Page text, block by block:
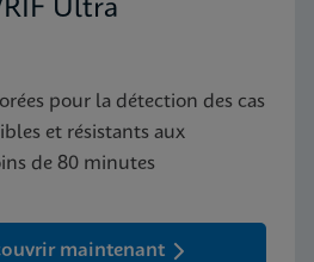
Ultra
pour la détection des cas
et résistants aux
de 80 minutes
maintenant